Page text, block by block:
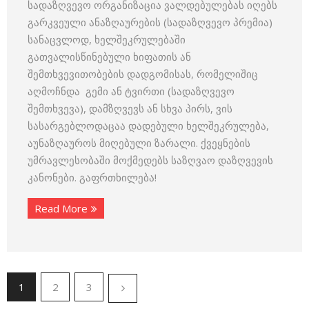
სადაზღვევო ორგანიზაცია ვალდებულებას იღებს
გარკვეული ანაზღაურების (სადაზღვევო პრემია)
სანაცვლოდ, ხელშეკრულებაში
გათვალისწინებული ხიფათის ან
შემთხვევითობების დადგომისას, რომელიშიც
აღმოჩნდა გემი ან ტვირთი (სადაზღვევო
შემთხვევა), დამზღვევს ან სხვა პირს, ვის
სასარგებლოდაცაა დადებული ხელშეკრულება,
აუნაზღაუროს მიღებული ზარალი. ქვეყნების
უმრავლესობაში მოქმედებს საზღვაო დაზღვევის
კანონები. გაფრთხილება!
Read More
1 2 3